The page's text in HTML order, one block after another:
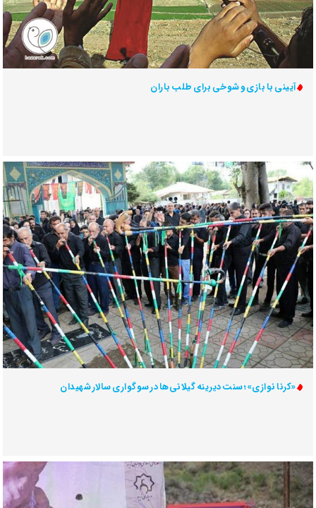
آیینی با بازی و شوخی برای طلب باران
«کرنا نوازی»؛ سنت دیرینه گیلانی‌ها در سوگواری سالار شهیدان